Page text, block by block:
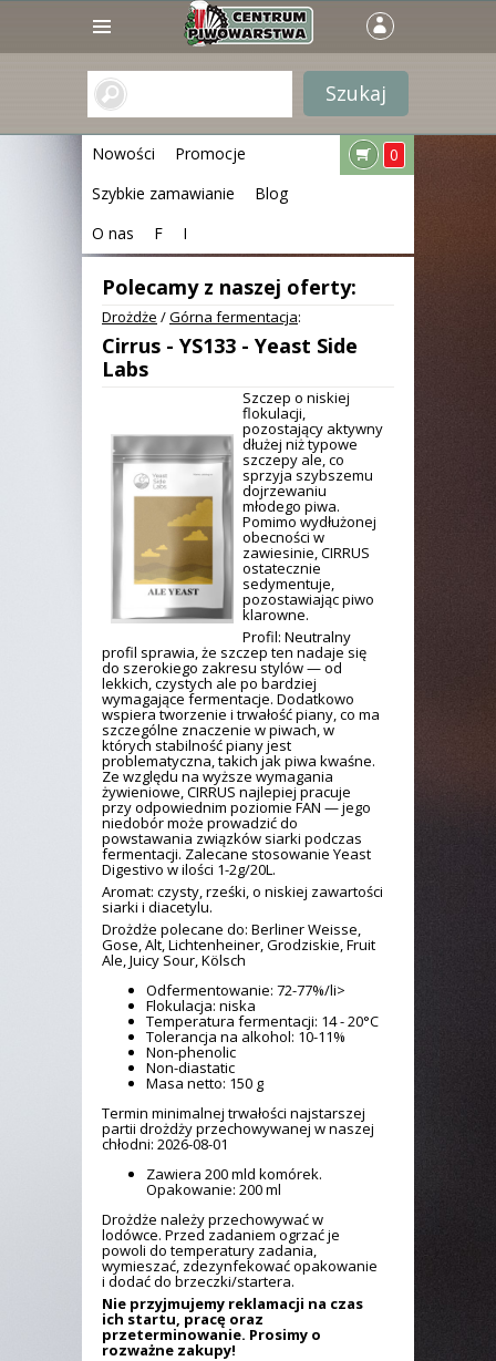
Nowości
Promocje
Szybkie zamawianie
Blog
O nas
F I
0
Polecamy z naszej oferty:
Drożdże /Górna fermentacja:
Cirrus - YS133 - Yeast Side
Labs
Szczep o niskiej
flokulacji,
pozostający aktywny
dłużej niż typowe
szczepy ale, co
sprzyja szybszemu
dojrzewaniu
młodego piwa.
Pomimo wydłużonej
obecności w
zawiesinie, CIRRUS
ostatecznie
sedymentuje,
pozostawiając piwo
klarowne.
Profil: Neutralny
profil sprawia, że szczep ten nadaje się
do szerokiego zakresu stylów — od
lekkich, czystych ale po bardziej
wymagające fermentacje. Dodatkowo
wspiera tworzenie i trwałość piany, co ma
szczególne znaczenie w piwach, w
których stabilność piany jest
problematyczna, takich jak piwa kwaśne.
Ze względu na wyższe wymagania
żywieniowe, CIRRUS najlepiej pracuje
przy odpowiednim poziomie FAN — jego
niedobór może prowadzić do
powstawania związków siarki podczas
fermentacji. Zalecane stosowanie Yeast
Digestivo w ilości 1-2g/20L.
Aromat: czysty, rześki, o niskiej zawartości
siarki i diacetylu.
Drożdże polecane do: Berliner Weisse,
Gose, Alt, Lichtenheiner, Grodziskie, Fruit
Ale, Juicy Sour, Kölsch
Odfermentowanie: 72-77%/li>
Flokulacja: niska
Temperatura fermentacji: 14 - 20°C
Tolerancja na alkohol: 10-11%
Non-phenolic
Non-diastatic
Masa netto: 150 g
Termin minimalnej trwałości najstarszej
partii drożdży przechowywanej w naszej
chłodni: 2026-08-01
Zawiera 200 mld komórek.
Opakowanie: 200 ml
Drożdże należy przechowywać w
lodówce. Przed zadaniem ogrzać je
powoli do temperatury zadania,
wymieszać, zdezynfekować opakowanie
i dodać do brzeczki/startera.
Nie przyjmujemy reklamacji na czas
ich startu, pracę oraz
przeterminowanie. Prosimy o
rozważne zakupy!